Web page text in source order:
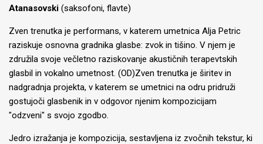
Atanasovski (saksofoni, flavte)
Zven trenutka je performans, v katerem umetnica Alja Petric
raziskuje osnovna gradnika glasbe: zvok in tišino. V njem je
združila svoje večletno raziskovanje akustičnih terapevtskih
glasbil in vokalno umetnost. (OD)Zven trenutka je širitev in
nadgradnja projekta, v katerem se umetnici na odru pridruži
gostujoči glasbenik in v odgovor njenim kompozicijam
"odzveni" s svojo zgodbo.
Jedro izražanja je kompozicija, sestavljena iz zvočnih tekstur, ki